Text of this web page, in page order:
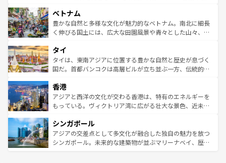
参照してほしい。
容にもいいと評判のスイーツなど、バラエティ豊かな料理
が味わえる。 なお、新着の台湾情報は コンテンツ一覧を参
照してほしい。
き、地方に足を延ばせば四季折々の自然美を楽しむことが
できる。そして、キムチや焼肉、絶品のストリートフード
まで、さまざまな韓国料理が待っている。夜には、韓国な
リティに包まれながら、韓国の多彩な魅力を心ゆくまで味
わってみてほしい。 なお、新着の韓国情報はコンテンツ一
覧を参照してほしい。
ベトナム
豊かな自然と多様な文化が魅力的なベトナム。南北に細長
く伸びる国土には、広大な田園風景や青々とした山々、世
急速な発展と共に伝統が息づく。ハノイの古い町並みやホ
ーチミン市のフランス統治時代の建物も、独特の雰囲気を
醸し出している。また、バラエティの豊かさとおいしさで
とつ。フォーやバインミー、ベトナムコーヒーなどは、ぜ
ひ現地で味わいたい。どの地域を訪れてもあたたかい人々
が旅行者を迎えてくれるので、きっと忘れられない旅にな
参照してほしい。
タイ
タイは、東南アジアに位置する豊かな自然と歴史が息づく
国だ。首都バンコクは高層ビルが立ち並ぶ一方、伝統的な
の活気が交差している。北部ではチェンマイなどの山岳地
帯で自然と触れ合い、南部ではプーケットやクラビの美し
いビーチでリゾート気分を楽しむことができる。タイ料理
激する。気候は一年中温暖で、どの季節にも異なる楽しみ
が待っている。親しみやすいタイの人々、仏教を中心とし
た文化、そして多様な観光資源が、訪れる旅人を魅了し続
香港
アジアと西洋の文化が交わる香港は、特有のエネルギーを
もっている。ヴィクトリア湾に広がる壮大な景色、近未来
み、どこを訪れても感動するはず。観光スポットが密集し
ており、効率よく見どころを回れるのも魅力。息をのむよ
うな絶景から文化的な体験まで、香港を存分に楽しみ尽く
シンガポール
アジアの交差点として多文化が融合した独自の魅力を放つ
シンガポール。未来的な建築物が並ぶマリーナベイ、歴史